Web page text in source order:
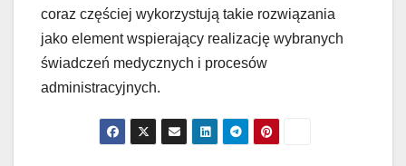
coraz częściej wykorzystują takie rozwiązania
jako element wspierający realizację wybranych
świadczeń medycznych i procesów
administracyjnych.